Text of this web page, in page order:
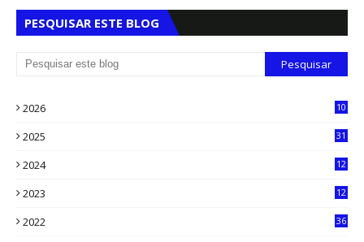
PESQUISAR ESTE BLOG
2026
10
2025
31
2024
12
2023
12
2022
36